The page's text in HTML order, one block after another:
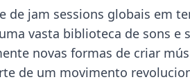
de jam sessions globais em
vasta biblioteca de sons
novas formas de criar
de um movimento